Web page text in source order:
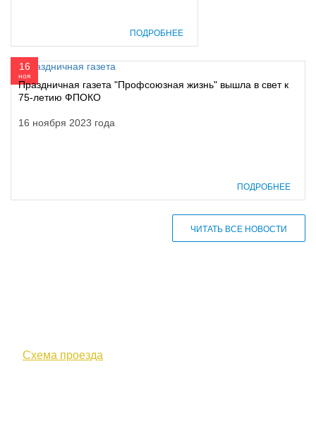
ПОДРОБНЕЕ
16
ноя
Праздничная газета "Профсоюзная жизнь" вышла в свет к
75-летию ФПОКО
16 ноября 2023 года
ПОДРОБНЕЕ
ЧИТАТЬ ВСЕ НОВОСТИ
Схема проезда